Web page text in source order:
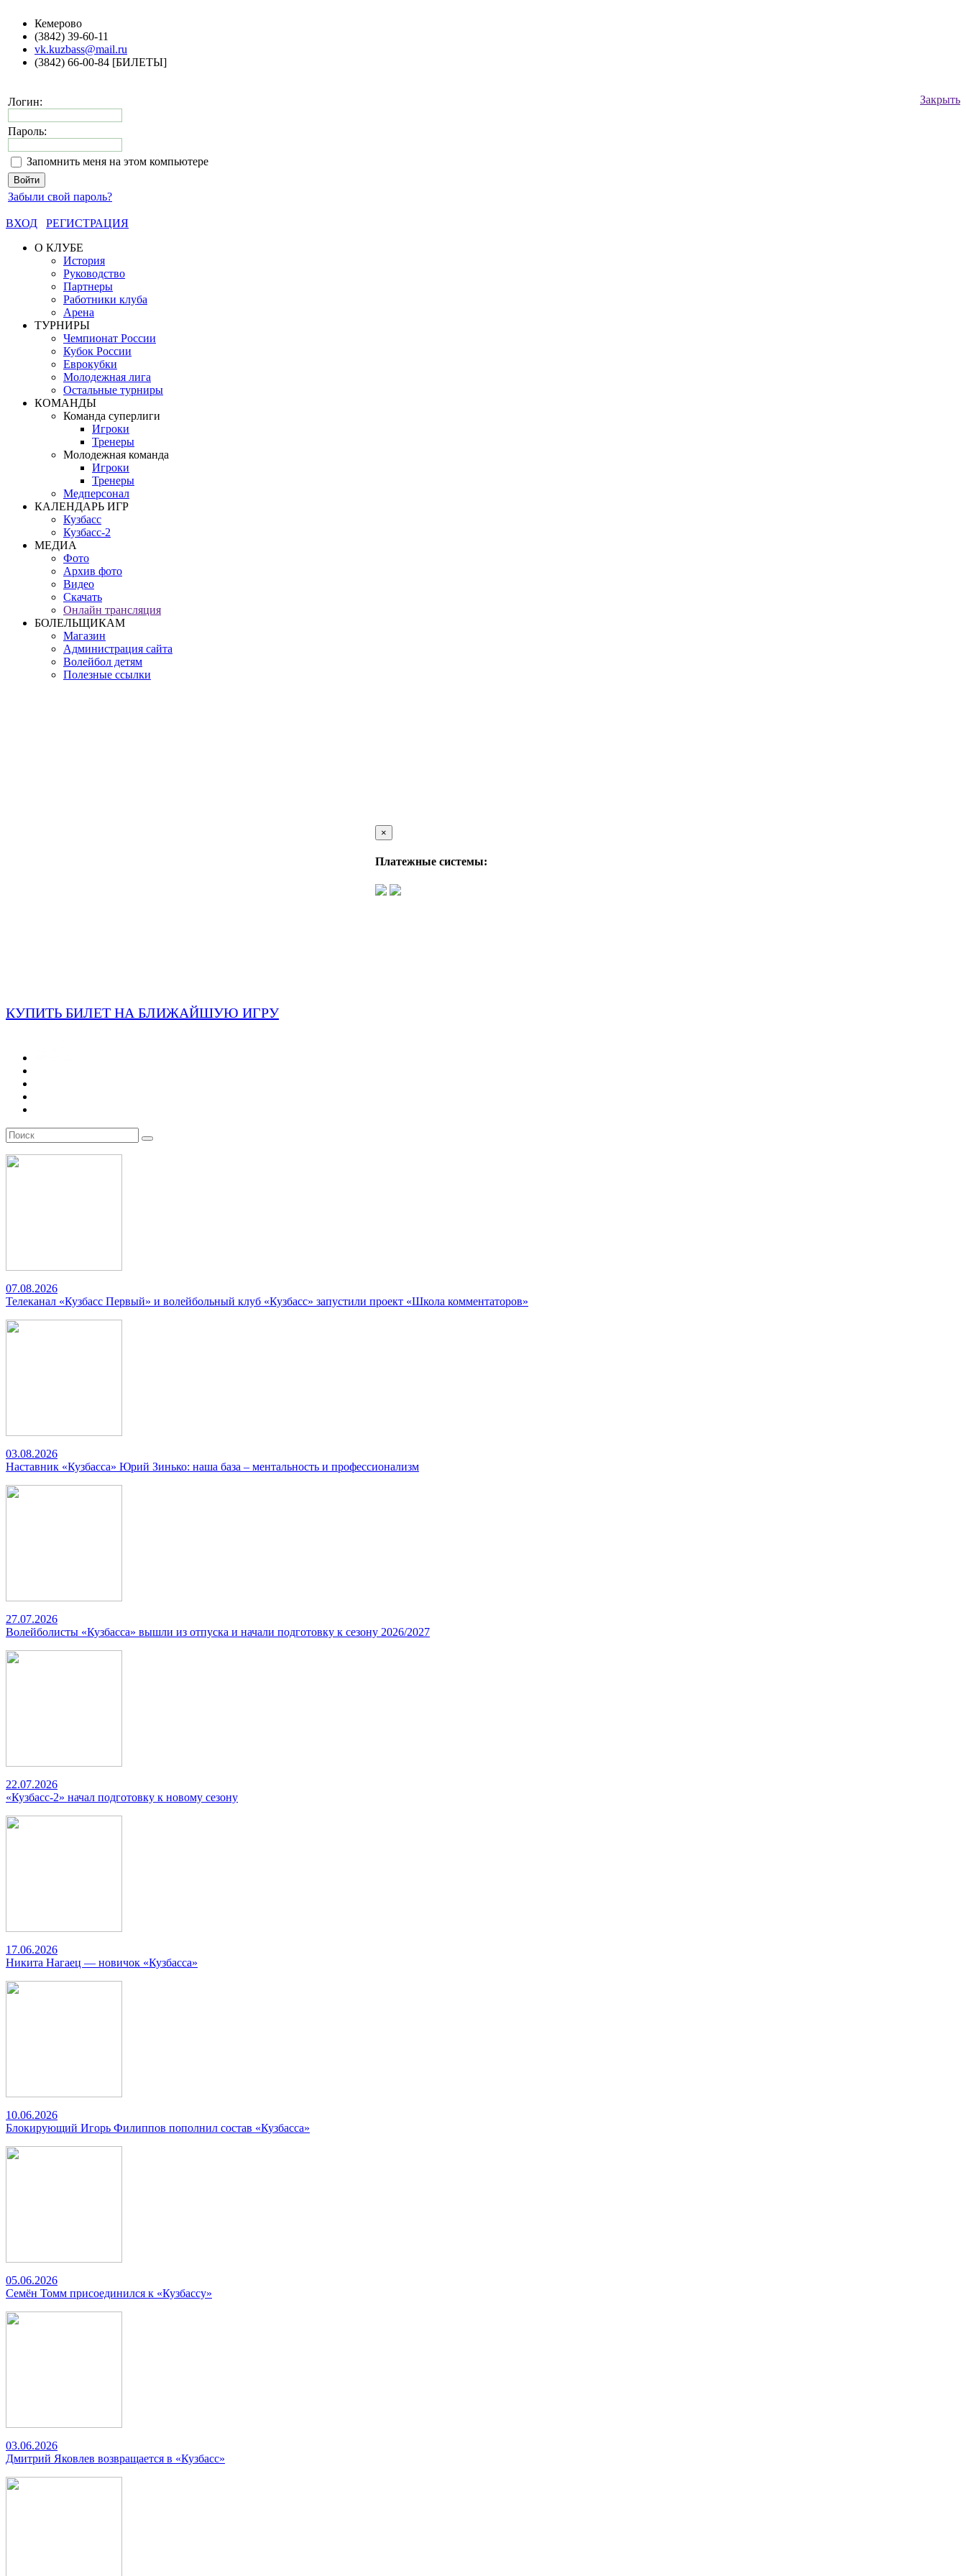
Кемерово
(3842) 39-60-11
vk.kuzbass@mail.ru
(3842) 66-00-84 [БИЛЕТЫ]
Закрыть
Логин:
Пароль:
Запомнить меня на этом компьютере
Забыли свой пароль?
ВХОД
РЕГИСТРАЦИЯ
О КЛУБЕ
История
Руководство
Партнеры
Работники клуба
Арена
ТУРНИРЫ
Чемпионат России
Кубок России
Еврокубки
Молодежная лига
Остальные турниры
КОМАНДЫ
Команда суперлиги
Игроки
Тренеры
Молодежная команда
Игроки
Тренеры
Медперсонал
КАЛЕНДАРЬ ИГР
Кузбасс
Кузбасс-2
МЕДИА
Фото
Архив фото
Видео
Скачать
Онлайн трансляция
БОЛЕЛЬЩИКАМ
Магазин
Администрация сайта
Волейбол детям
Полезные ссылки
×
Платежные системы:
КУПИТЬ БИЛЕТ НА БЛИЖАЙШУЮ ИГРУ
07.08.2026
Телеканал «Кузбасс Первый» и волейбольный клуб «Кузбасс» запустили проект «Школа комментаторов»
03.08.2026
Наставник «Кузбасса» Юрий Зинько: наша база – ментальность и профессионализм
27.07.2026
Волейболисты «Кузбасса» вышли из отпуска и начали подготовку к сезону 2026/2027
22.07.2026
«Кузбасс-2» начал подготовку к новому сезону
17.06.2026
Никита Нагаец — новичок «Кузбасса»
10.06.2026
Блокирующий Игорь Филиппов пополнил состав «Кузбасса»
05.06.2026
Семён Томм присоединился к «Кузбассу»
03.06.2026
Дмитрий Яковлев возвращается в «Кузбасс»